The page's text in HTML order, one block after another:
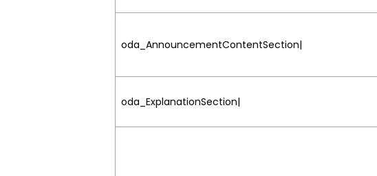
oda_AnnouncementContentSection|
oda_ExplanationSection|